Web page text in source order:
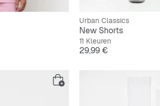
Urban Classics
New Shorts
11 Kleuren
Prijs
29,99 €